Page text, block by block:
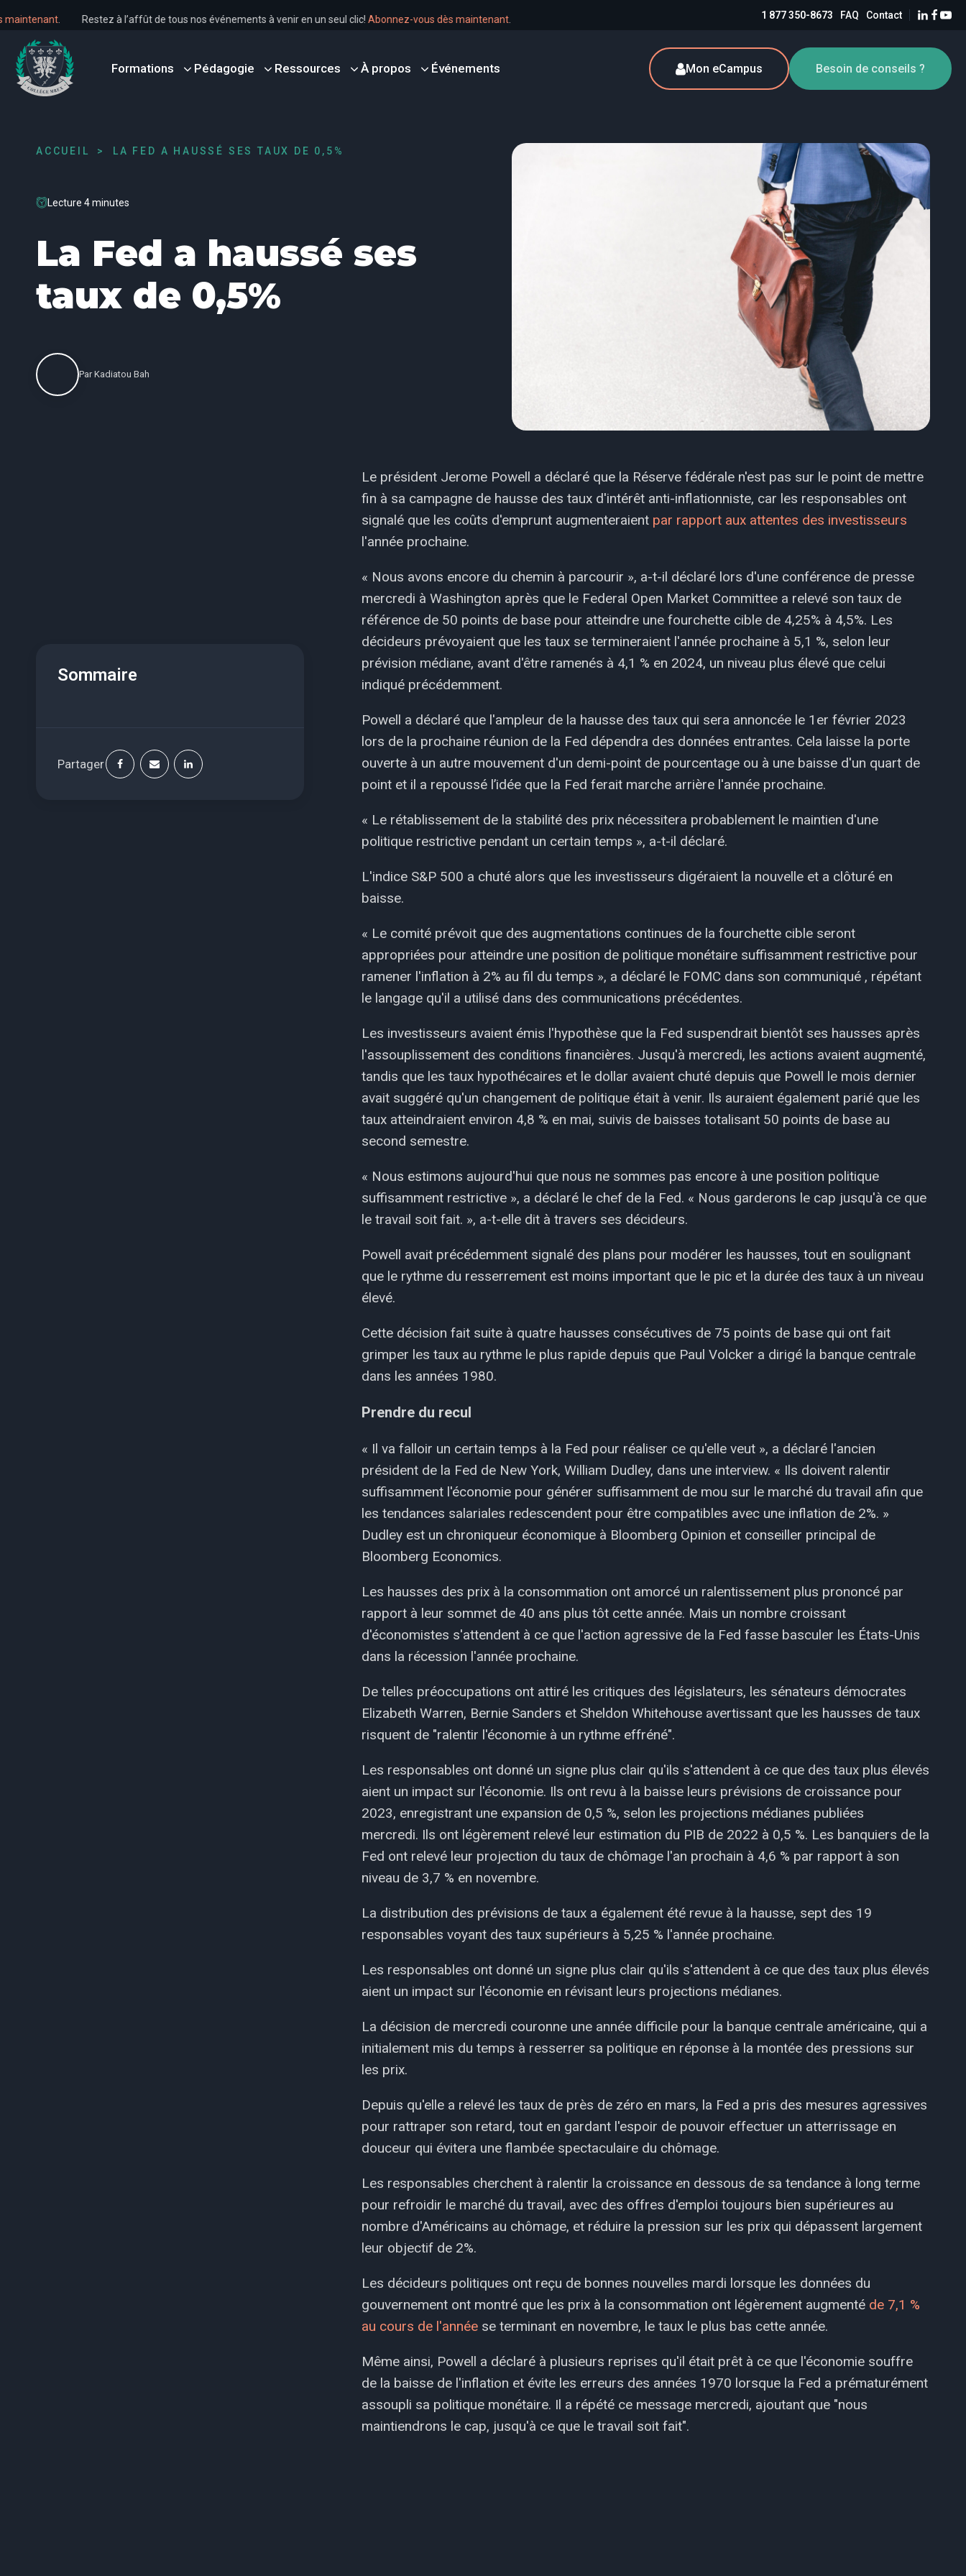
dès maintenant. Restez à l’affût de tous nos événements à venir en un seul clic!Abonnez-vous dès maintenant 1 877 350-8673 FAQ Contact
Formations Pédagogie Ressources À propos Événements Mon eCampus Besoin de conseils ?
ACCUEIL LA FED A HAUSSÉ SES TAUX DE 0,5%
Lecture 4 minutes
La Fed a haussé ses
taux de 0,5%
Par Kadiatou Bah
Sommaire
Partager
Le président Jerome Powell a déclaré que la Réserve fédérale n'est pas sur le point de mettre
fin à sa campagne de hausse des taux d'intérêt anti-inflationniste, car les responsables ont
signalé que les coûts d'emprunt augmenteraient par rapport aux attentes des investisseurs
l'année prochaine.
« Nous avons encore du chemin à parcourir », a-t-il déclaré lors d'une conférence de presse
mercredi à Washington après que le Federal Open Market Committee a relevé son taux de
référence de 50 points de base pour atteindre une fourchette cible de 4,25% à 4,5%. Les
décideurs prévoyaient que les taux se termineraient l'année prochaine à 5,1 %, selon leur
prévision médiane, avant d'être ramenés à 4,1 % en 2024, un niveau plus élevé que celui
indiqué précédemment.
Powell a déclaré que l'ampleur de la hausse des taux qui sera annoncée le 1er février 2023
lors de la prochaine réunion de la Fed dépendra des données entrantes. Cela laisse la porte
ouverte à un autre mouvement d'un demi-point de pourcentage ou à une baisse d'un quart de
point et il a repoussé l’idée que la Fed ferait marche arrière l'année prochaine.
« Le rétablissement de la stabilité des prix nécessitera probablement le maintien d'une
politique restrictive pendant un certain temps », a-t-il déclaré.
L'indice S&P 500 a chuté alors que les investisseurs digéraient la nouvelle et a clôturé en
baisse.
« Le comité prévoit que des augmentations continues de la fourchette cible seront
appropriées pour atteindre une position de politique monétaire suffisamment restrictive pour
ramener l'inflation à 2% au fil du temps », a déclaré le FOMC dans son communiqué , répétant
le langage qu'il a utilisé dans des communications précédentes.
Les investisseurs avaient émis l'hypothèse que la Fed suspendrait bientôt ses hausses après
l'assouplissement des conditions financières. Jusqu'à mercredi, les actions avaient augmenté,
tandis que les taux hypothécaires et le dollar avaient chuté depuis que Powell le mois dernier
avait suggéré qu'un changement de politique était à venir. Ils auraient également parié que les
taux atteindraient environ 4,8 % en mai, suivis de baisses totalisant 50 points de base au
second semestre.
« Nous estimons aujourd'hui que nous ne sommes pas encore à une position politique
suffisamment restrictive », a déclaré le chef de la Fed. « Nous garderons le cap jusqu'à ce que
le travail soit fait. », a-t-elle dit à travers ses décideurs.
Powell avait précédemment signalé des plans pour modérer les hausses, tout en soulignant
que le rythme du resserrement est moins important que le pic et la durée des taux à un niveau
élevé.
Cette décision fait suite à quatre hausses consécutives de 75 points de base qui ont fait
grimper les taux au rythme le plus rapide depuis que Paul Volcker a dirigé la banque centrale
dans les années 1980.
Prendre du recul
« Il va falloir un certain temps à la Fed pour réaliser ce qu'elle veut », a déclaré l'ancien
président de la Fed de New York, William Dudley, dans une interview. « Ils doivent ralentir
suffisamment l'économie pour générer suffisamment de mou sur le marché du travail afin que
les tendances salariales redescendent pour être compatibles avec une inflation de 2%. »
Dudley est un chroniqueur économique à Bloomberg Opinion et conseiller principal de
Bloomberg Economics.
Les hausses des prix à la consommation ont amorcé un ralentissement plus prononcé par
rapport à leur sommet de 40 ans plus tôt cette année. Mais un nombre croissant
d'économistes s'attendent à ce que l'action agressive de la Fed fasse basculer les États-Unis
dans la récession l'année prochaine.
De telles préoccupations ont attiré les critiques des législateurs, les sénateurs démocrates
Elizabeth Warren, Bernie Sanders et Sheldon Whitehouse avertissant que les hausses de taux
risquent de "ralentir l'économie à un rythme effréné".
Les responsables ont donné un signe plus clair qu'ils s'attendent à ce que des taux plus élevés
aient un impact sur l'économie. Ils ont revu à la baisse leurs prévisions de croissance pour
2023, enregistrant une expansion de 0,5 %, selon les projections médianes publiées
mercredi. Ils ont légèrement relevé leur estimation du PIB de 2022 à 0,5 %. Les banquiers de la
Fed ont relevé leur projection du taux de chômage l'an prochain à 4,6 % par rapport à son
niveau de 3,7 % en novembre.
La distribution des prévisions de taux a également été revue à la hausse, sept des 19
responsables voyant des taux supérieurs à 5,25 % l'année prochaine.
Les responsables ont donné un signe plus clair qu'ils s'attendent à ce que des taux plus élevés
aient un impact sur l'économie en révisant leurs projections médianes.
La décision de mercredi couronne une année difficile pour la banque centrale américaine, qui a
initialement mis du temps à resserrer sa politique en réponse à la montée des pressions sur
les prix.
Depuis qu'elle a relevé les taux de près de zéro en mars, la Fed a pris des mesures agressives
pour rattraper son retard, tout en gardant l'espoir de pouvoir effectuer un atterrissage en
douceur qui évitera une flambée spectaculaire du chômage.
Les responsables cherchent à ralentir la croissance en dessous de sa tendance à long terme
pour refroidir le marché du travail, avec des offres d'emploi toujours bien supérieures au
nombre d'Américains au chômage, et réduire la pression sur les prix qui dépassent largement
leur objectif de 2%.
Les décideurs politiques ont reçu de bonnes nouvelles mardi lorsque les données du
gouvernement ont montré que les prix à la consommation ont légèrement augmenté de 7,1 %
au cours de l'année se terminant en novembre, le taux le plus bas cette année.
Même ainsi, Powell a déclaré à plusieurs reprises qu'il était prêt à ce que l'économie souffre
de la baisse de l'inflation et évite les erreurs des années 1970 lorsque la Fed a prématurément
assoupli sa politique monétaire. Il a répété ce message mercredi, ajoutant que "nous
maintiendrons le cap, jusqu'à ce que le travail soit fait".